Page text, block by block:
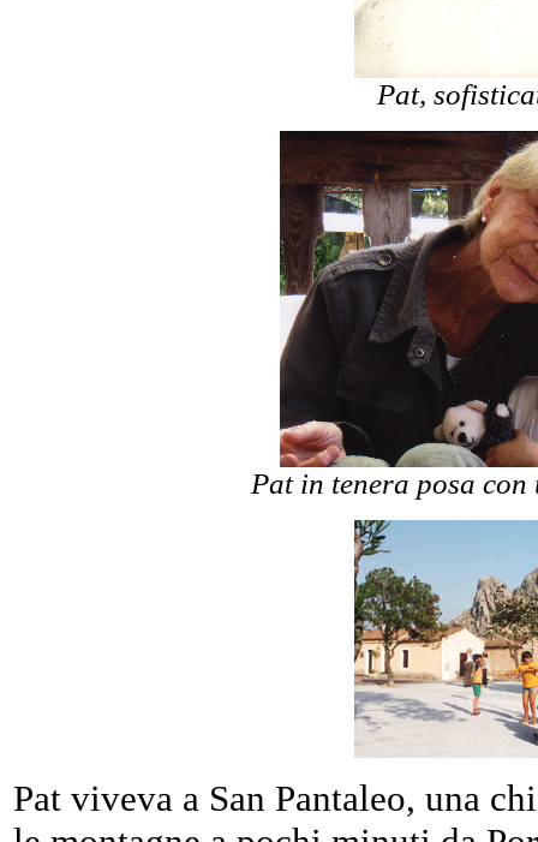
Pat,
Pat in tenera posa
Pat viveva a San Pantaleo, una